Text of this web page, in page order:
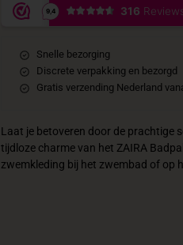
Snelle bezorging
Discrete verpakking en bezorgd
Gratis verzending Nederland
Laat je betoveren door de prachtige
tijdloze charme van het ZAIRA
zwemkleding bij het zwembad of op